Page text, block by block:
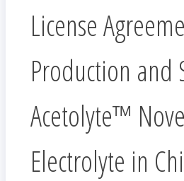
License
Production and
Acetolyte™
Electrolyte in